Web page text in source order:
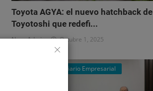
Toyota AGYA: el nuevo hatchback de
Toyotoshi que redefi...
NewsAdmin Octubre 1, 2025
Mercado Inmobiliario Empresarial